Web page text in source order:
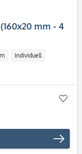
mm - 4
Individuell